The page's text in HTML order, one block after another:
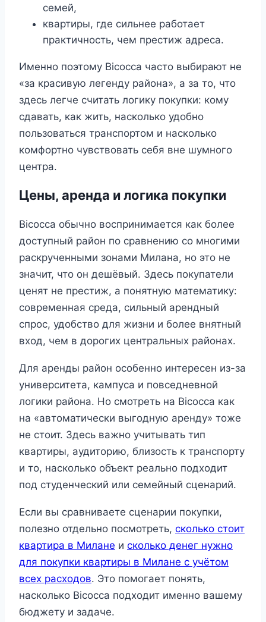
семей,
квартиры, где сильнее работает
практичность, чем престиж адреса.
Именно поэтому Bicocca часто выбирают не
«за красивую легенду района», а за то, что
здесь легче считать логику покупки: кому
сдавать, как жить, насколько удобно
пользоваться транспортом и насколько
комфортно чувствовать себя вне шумного
центра.
Цены, аренда и логика покупки
Bicocca обычно воспринимается как более
доступный район по сравнению со многими
раскрученными зонами Милана, но это не
значит, что он дешёвый. Здесь покупатели
ценят не престиж, а понятную математику:
современная среда, сильный арендный
спрос, удобство для жизни и более внятный
вход, чем в дорогих центральных районах.
Для аренды район особенно интересен из-за
университета, кампуса и повседневной
логики района. Но смотреть на Bicocca как
на «автоматически выгодную аренду» тоже
не стоит. Здесь важно учитывать тип
квартиры, аудиторию, близость к транспорту
и то, насколько объект реально подходит
под студенческий или семейный сценарий.
Если вы сравниваете сценарии покупки,
полезно отдельно посмотреть, сколько стоит
квартира в Милане и сколько денег нужно
для покупки квартиры в Милане с учётом
всех расходов. Это помогает понять,
насколько Bicocca подходит именно вашему
бюджету и задаче.